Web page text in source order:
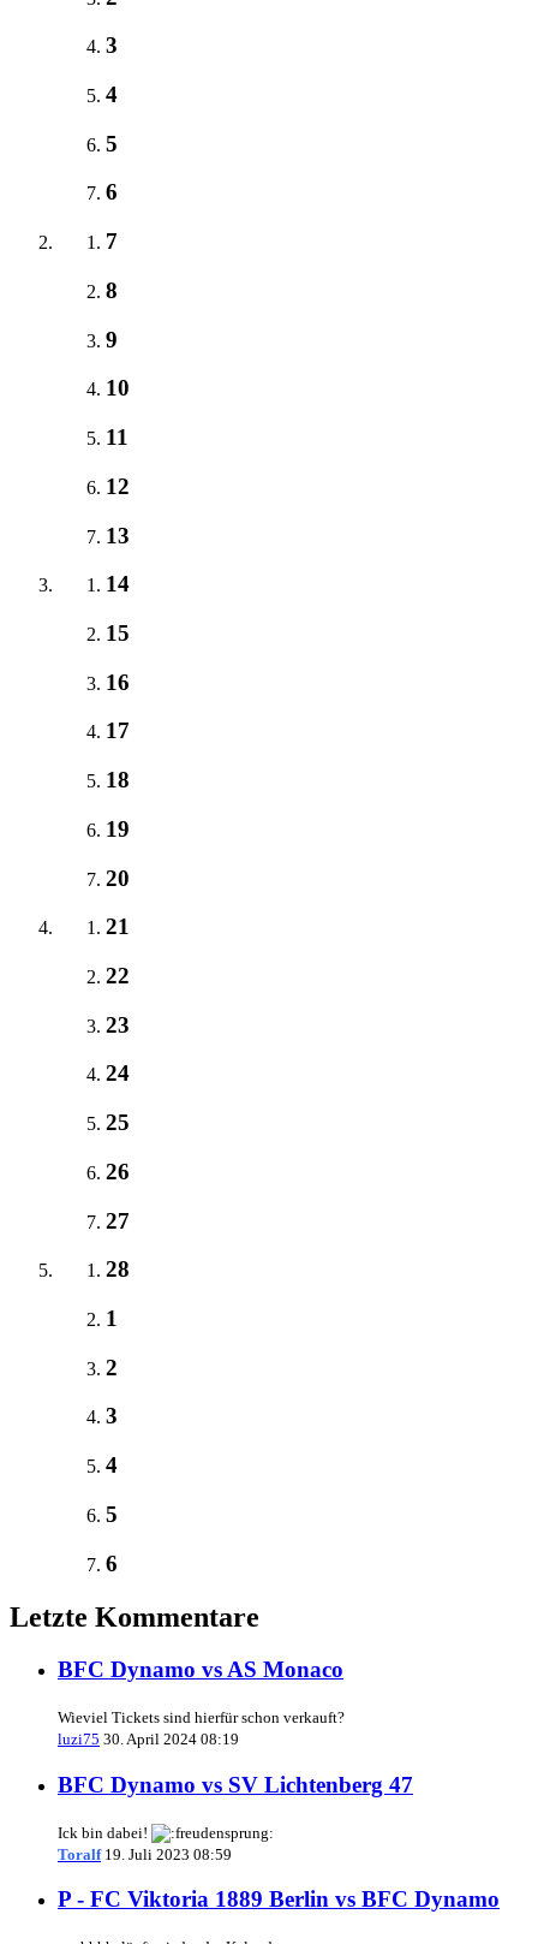
3
4
5
6
7
8
9
10
11
12
13
14
15
16
17
18
19
20
21
22
23
24
25
26
27
28
1
2
3
4
5
6
Letzte Kommentare
BFC Dynamo vs AS Monaco
Wieviel Tickets sind hierfür schon verkauft?
luzi75 30. April 2024 08:19
BFC Dynamo vs SV Lichtenberg 47
Ick bin dabei!
Toralf 19. Juli 2023 08:59
P - FC Viktoria 1889 Berlin vs BFC Dynamo